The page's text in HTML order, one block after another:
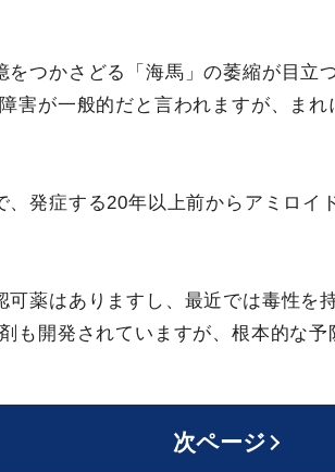
をつかさどる「海馬」の萎縮が目立
害が一般的だと言われますが、まれ
、発症する20年以上前からアミロイ
可薬はありますし、最近では毒性を
も開発されていますが、根本的な予
次ページ